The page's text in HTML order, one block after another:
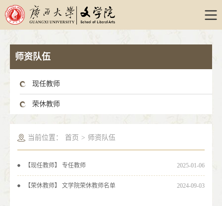
师资队伍
现任教师
荣休教师
当前位置： 首页 > 师资队伍
【现任教师】 专任教师 2025-01-06
【荣休教师】 文学院荣休教师名单 2024-09-03